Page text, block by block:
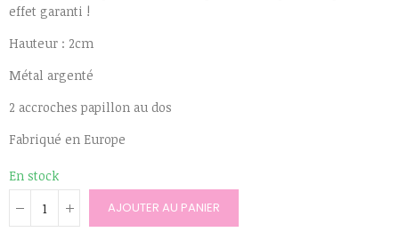
effet garanti !
Hauteur : 2cm
Métal argenté
2 accroches papillon au dos
Fabriqué en Europe
En stock
AJOUTER AU PANIER